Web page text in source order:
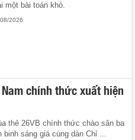
một bài toán khó.
2026
chính thức xuất hiện
thẻ 26VB chính thức chào sân ba
binh sáng giá cùng dàn Chỉ ...